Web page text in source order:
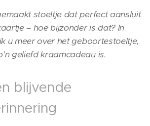
stoeltje dat perfect aansluit
– hoe bijzonder is dat? In
u meer over het geboortestoeltje,
geliefd kraamcadeau is.
blijvende